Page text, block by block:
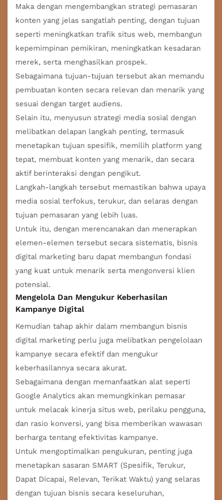
Maka dengan mengembangkan strategi pemasaran
konten yang jelas sangatlah penting, dengan tujuan
seperti meningkatkan trafik situs web, membangun
kepemimpinan pemikiran, meningkatkan kesadaran
merek, serta menghasilkan prospek.
Sebagaimana tujuan-tujuan tersebut akan memandu
pembuatan konten secara relevan dan menarik yang
sesuai dengan target audiens.
Selain itu, menyusun strategi media sosial dengan
melibatkan delapan langkah penting, termasuk
menetapkan tujuan spesifik, memilih platform yang
tepat, membuat konten yang menarik, dan secara
aktif berinteraksi dengan pengikut.
Langkah-langkah tersebut memastikan bahwa upaya
media sosial terfokus, terukur, dan selaras dengan
tujuan pemasaran yang lebih luas.
Untuk itu, dengan merencanakan dan menerapkan
elemen-elemen tersebut secara sistematis, bisnis
digital marketing baru dapat membangun fondasi
yang kuat untuk menarik serta mengonversi klien
potensial.
Mengelola Dan Mengukur Keberhasilan
Kampanye Digital
Kemudian tahap akhir dalam membangun bisnis
digital marketing perlu juga melibatkan pengelolaan
kampanye secara efektif dan mengukur
keberhasilannya secara akurat.
Sebagaimana dengan memanfaatkan alat seperti
Google Analytics akan memungkinkan pemasar
untuk melacak kinerja situs web, perilaku pengguna,
dan rasio konversi, yang bisa memberikan wawasan
berharga tentang efektivitas kampanye.
Untuk mengoptimalkan pengukuran, penting juga
menetapkan sasaran SMART (Spesifik, Terukur,
Dapat Dicapai, Relevan, Terikat Waktu) yang selaras
dengan tujuan bisnis secara keseluruhan,